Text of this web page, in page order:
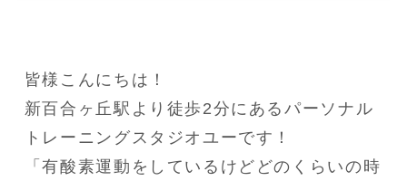
皆様こんにちは！
新百合ヶ丘駅より徒歩2分にあるパーソナル
トレーニングスタジオユーです！
「有酸素運動をしているけどどのくらいの時